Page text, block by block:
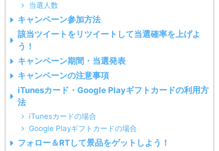
当選人数
キャンペーン参加方法
該当ツイートをリツイートして当選確率を上げよ
う！
キャンペーン期間・当選発表
キャンペーンの注意事項
iTunesカード・Google Playギフトカードの利用方
法
iTunesカードの場合
Google Playギフトカードの場合
フォロー＆RTして景品をゲットしよう！